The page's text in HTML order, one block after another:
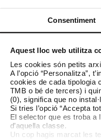
Consentiment
Aquest lloc web utilitza
Les cookies són petits
A l’opció “Personalitza”,
cookies de cada tipologia
TMB o bé de tercers) i
(0), significa que no
Si tries l’opció “Accepta
El selector que es troba a
d’aquella classe.
Un cop hagis marcat les